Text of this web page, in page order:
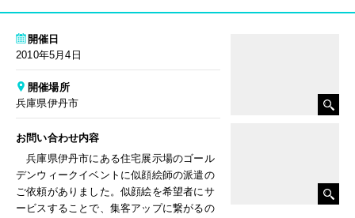
開催日
2010年5月4日
開催場所
兵庫県伊丹市
お問い合わせ内容
兵庫県伊丹市にある住宅展示場のゴール
デンウィークイベントに似顔絵師の派遣の
ご依頼がありました。似顔絵を希望者にサ
ービスすることで、集客アップに繋がるの